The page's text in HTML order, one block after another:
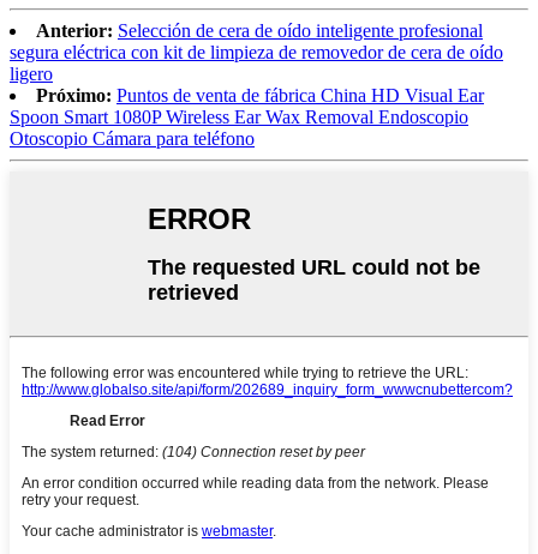
Anterior: Selección de cera de oído inteligente profesional
segura eléctrica con kit de limpieza de removedor de cera de oído
ligero
Próximo: Puntos de venta de fábrica China HD Visual Ear
Spoon Smart 1080P Wireless Ear Wax Removal Endoscopio
Otoscopio Cámara para teléfono